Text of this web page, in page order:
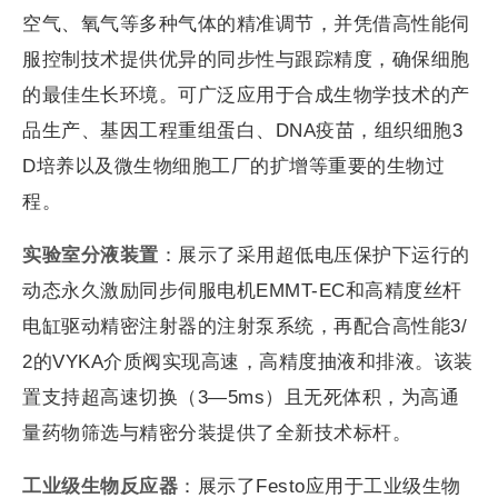
空气、氧气等多种气体的精准调节，并凭借高性能伺
服控制技术提供优异的同步性与跟踪精度，确保细胞
的最佳生长环境。可广泛应用于合成生物学技术的产
品生产、基因工程重组蛋白、DNA疫苗，组织细胞3
D培养以及微生物细胞工厂的扩增等重要的生物过
程。
实验室分液装置 ：展示了采用超低电压保护下运行的
动态永久激励同步伺服电机EMMT-EC和高精度丝杆
电缸驱动精密注射器的注射泵系统，再配合高性能3/
2的VYKA介质阀实现高速，高精度抽液和排液。该装
置支持超高速切换（3—5ms）且无死体积，为高通
量药物筛选与精密分装提供了全新技术标杆。
工业级生物反应器 ：展示了Festo应用于工业级生物